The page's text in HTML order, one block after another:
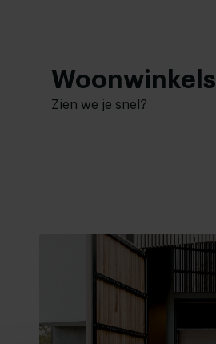
Woonwinkels
Zien we je snel?